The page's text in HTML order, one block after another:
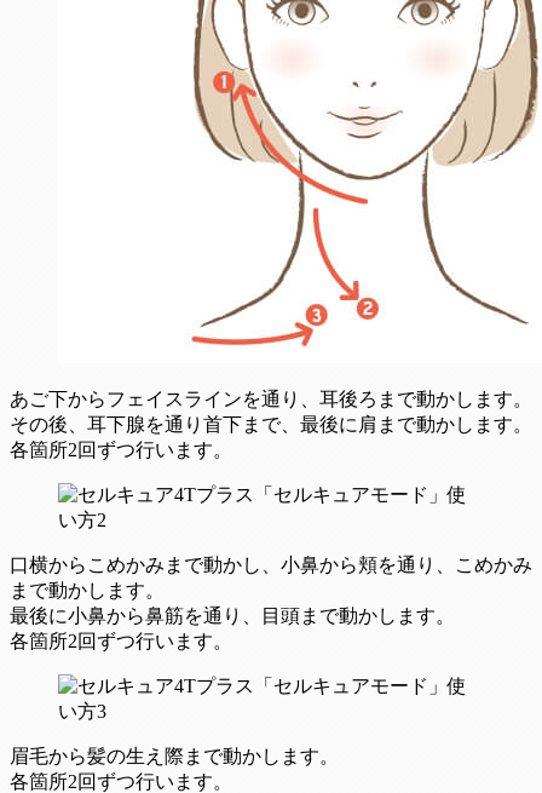
あご下からフェイスラインを通り、耳後ろまで動かします。
その後、耳下腺を通り首下まで、最後に肩まで動かします。
各箇所2回ずつ行います。
口横からこめかみまで動かし、小鼻から頬を通り、こめかみ
まで動かします。
最後に小鼻から鼻筋を通り、目頭まで動かします。
各箇所2回ずつ行います。
眉毛から髪の生え際まで動かします。
各箇所2回ずつ行います。